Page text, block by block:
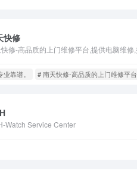
快修
业靠谱。 # 南天快修-高品质的上门维修平台
Watch Service Center